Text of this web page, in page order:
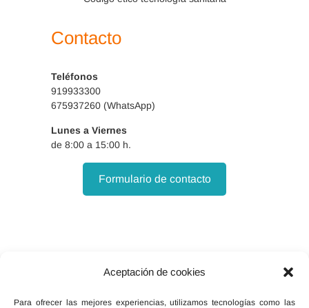
Aceptación de cookies
Para ofrecer las mejores experiencias, utilizamos tecnologías como las
Contacto
Teléfonos
919933300
675937260 (WhatsApp)
Lunes a Viernes
de 8:00 a 15:00 h.
Formulario de contacto
Facebook
X Instagram